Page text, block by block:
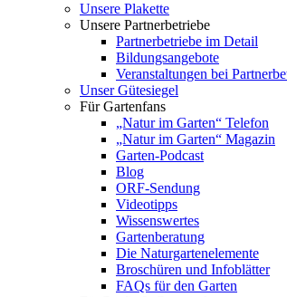
Unsere Plakette
Unsere Partnerbetriebe
Partnerbetriebe im Detail
Bildungsangebote
Veranstaltungen bei
Unser Gütesiegel
Für Gartenfans
„Natur im Garten“ Telefon
„Natur im Garten“ Magazin
Garten-Podcast
Blog
ORF-Sendung
Videotipps
Wissenswertes
Gartenberatung
Die Naturgartenelemente
Broschüren und Infoblätter
FAQs für den Garten